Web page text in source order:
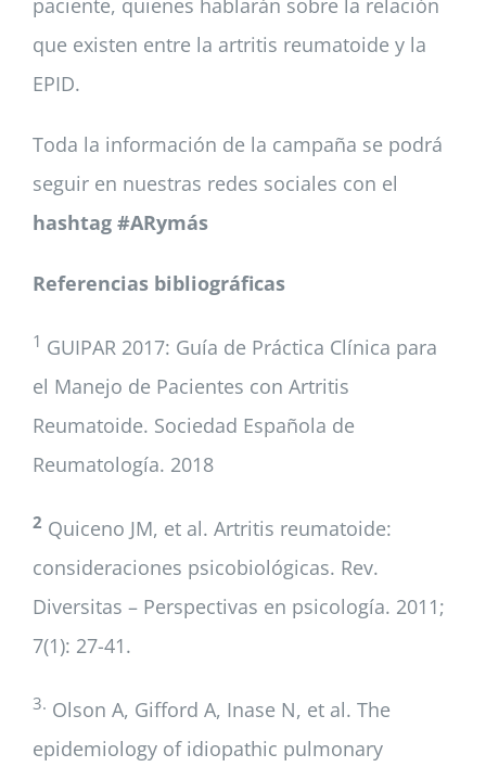
paciente, quienes hablarán sobre la relación
que existen entre la artritis reumatoide y la
EPID.
Toda la información de la campaña se podrá
seguir en nuestras redes sociales con el
hashtag #ARymás
Referencias bibliográficas
1 GUIPAR 2017: Guía de Práctica Clínica para
el Manejo de Pacientes con Artritis
Reumatoide. Sociedad Española de
Reumatología. 2018
2 Quiceno JM, et al. Artritis reumatoide:
consideraciones psicobiológicas. Rev.
Diversitas – Perspectivas en psicología. 2011;
7(1): 27-41.
3. Olson A, Gifford A, Inase N, et al. The
epidemiology of idiopathic pulmonary